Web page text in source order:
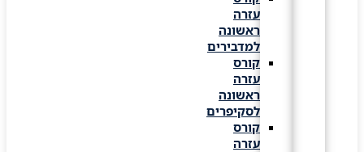
עזרה
ראשונה
למדבירים
קורס
עזרה
ראשונה
לסקיפרים
קורס
עזרה